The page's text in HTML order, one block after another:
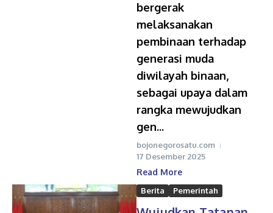
bergerak
melaksanakan
pembinaan terhadap
generasi muda
diwilayah binaan,
sebagai upaya dalam
rangka mewujudkan
gen...
bojonegorosatu.com
17 Desember 2025
Read More
Berita Pemerintah